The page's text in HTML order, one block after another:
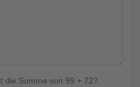
die Summe von 99 + 72?